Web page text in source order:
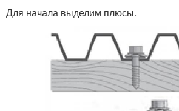
Для начала выделим плюсы.